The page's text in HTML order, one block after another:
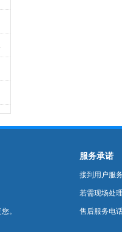
。
服务承诺
接到用户服
若需现场处
售后服务电